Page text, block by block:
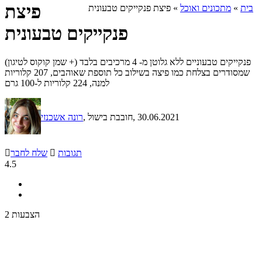
בית » מתכונים ואוכל » פיצת פנקייקים טבעונית
פיצת
פנקייקים טבעונית
פנקייקים טבעוניים ללא גלוטן מ- 4 מרכיבים בלבד (+ שמן קוקוס לטיגון)
שמסודרים בצלחת כמו פיצה בשילוב כל תוספת שאוהבים, 207 קלוריות
למנה, 224 קלוריות ל-100 גרם
רונה אשכנזי , חובבת בישול, 30.06.2021
שלח לחבר  תגובות
4.5
2 הצבעות